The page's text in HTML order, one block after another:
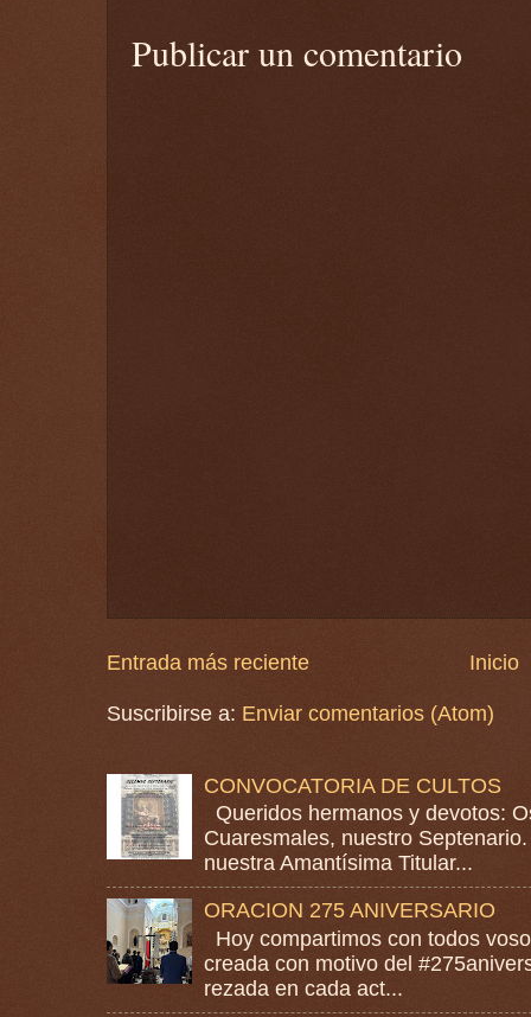
Publicar un comentario
Entrada más reciente Inicio
Suscribirse a: Enviar comentarios (Atom)
CONVOCATORIA DE CULTOS
Queridos hermanos y devotos:
Cuaresmales, nuestro
nuestra Amantísima Titular...
ORACION 275 ANIVERSARIO
Hoy compartimos con todos
creada con motivo del
rezada en cada act...